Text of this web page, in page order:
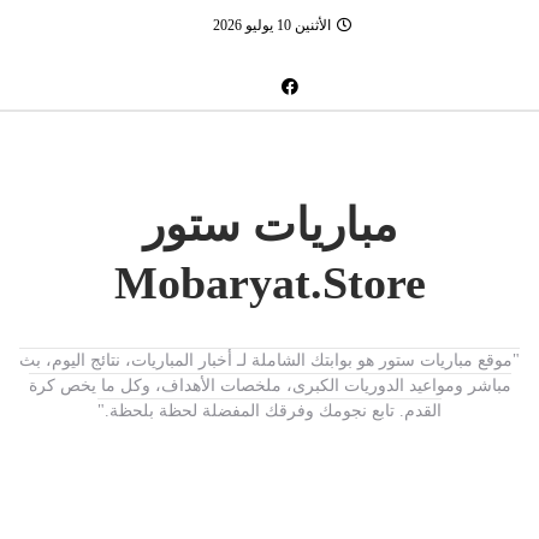
الأثنين 10 يوليو 2026
مباريات ستور
Mobaryat.Store
"موقع مباريات ستور هو بوابتك الشاملة لـ أخبار المباريات، نتائج اليوم، بث
مباشر ومواعيد الدوريات الكبرى، ملخصات الأهداف، وكل ما يخص كرة
القدم. تابع نجومك وفرقك المفضلة لحظة بلحظة."